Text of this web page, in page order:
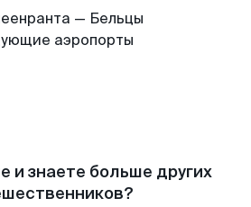
— Бельцы
аэропорты
и знаете больше других